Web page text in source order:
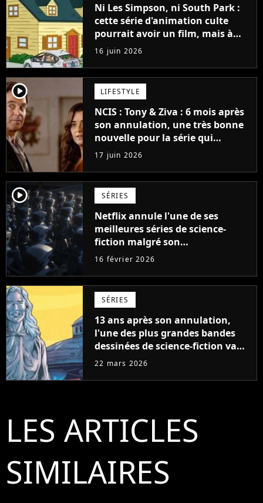
Ni Les Simpson, ni South Park :
cette série d'animation culte
pourrait avoir un film, mais à
une condition très frustrante
16 juin 2026
player2 LIFESTYLE
NCIS : Tony & Ziva : 6 mois après
son annulation, une très bonne
nouvelle pour la série qui
intrigue pour la suite
17 juin 2026
player2 SÉRIES
Netflix annule l'une de ses
meilleures séries de science-
fiction malgré son
renouvellement
16 février 2026
SÉRIES
13 ans après son annulation,
l'une des plus grandes bandes
dessinées de science-fiction va
devenir une série
22 mars 2026
LES ARTICLES
SIMILAIRES